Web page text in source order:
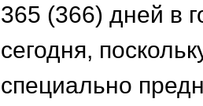
365 (366) дней в
сегодня,
специально